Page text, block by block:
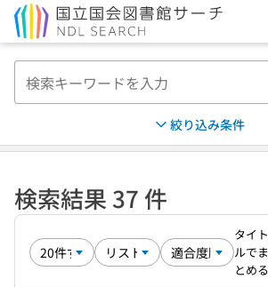
絞り込み条件
検索結果 37 件
タイト
ルでま
とめる